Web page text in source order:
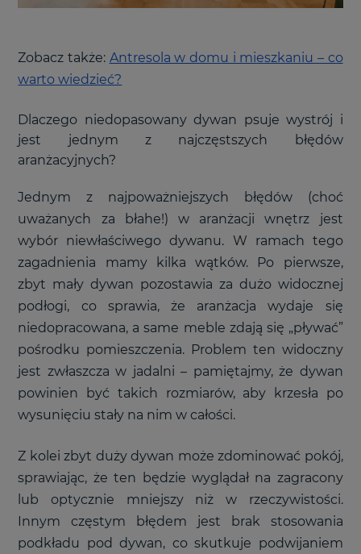
Zobacz także: Antresola w domu i mieszkaniu – co
warto wiedzieć?
Dlaczego niedopasowany dywan psuje wystrój i
jest jednym z najczęstszych błędów
aranżacyjnych?
Jednym z najpoważniejszych błędów (choć
uważanych za błahe!) w aranżacji wnętrz jest
wybór niewłaściwego dywanu. W ramach tego
zagadnienia mamy kilka wątków. Po pierwsze,
zbyt mały dywan pozostawia za dużo widocznej
podłogi, co sprawia, że aranżacja wydaje się
niedopracowana, a same meble zdają się „pływać”
pośrodku pomieszczenia. Problem ten widoczny
jest zwłaszcza w jadalni – pamiętajmy, że dywan
powinien być takich rozmiarów, aby krzesła po
wysunięciu stały na nim w całości.
Z kolei zbyt duży dywan może zdominować pokój,
sprawiając, że ten będzie wyglądał na zagracony
lub optycznie mniejszy niż w rzeczywistości.
Innym częstym błędem jest brak stosowania
podkładu pod dywan, co skutkuje podwijaniem